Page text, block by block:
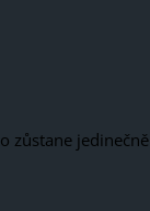
zůstane jedinečně